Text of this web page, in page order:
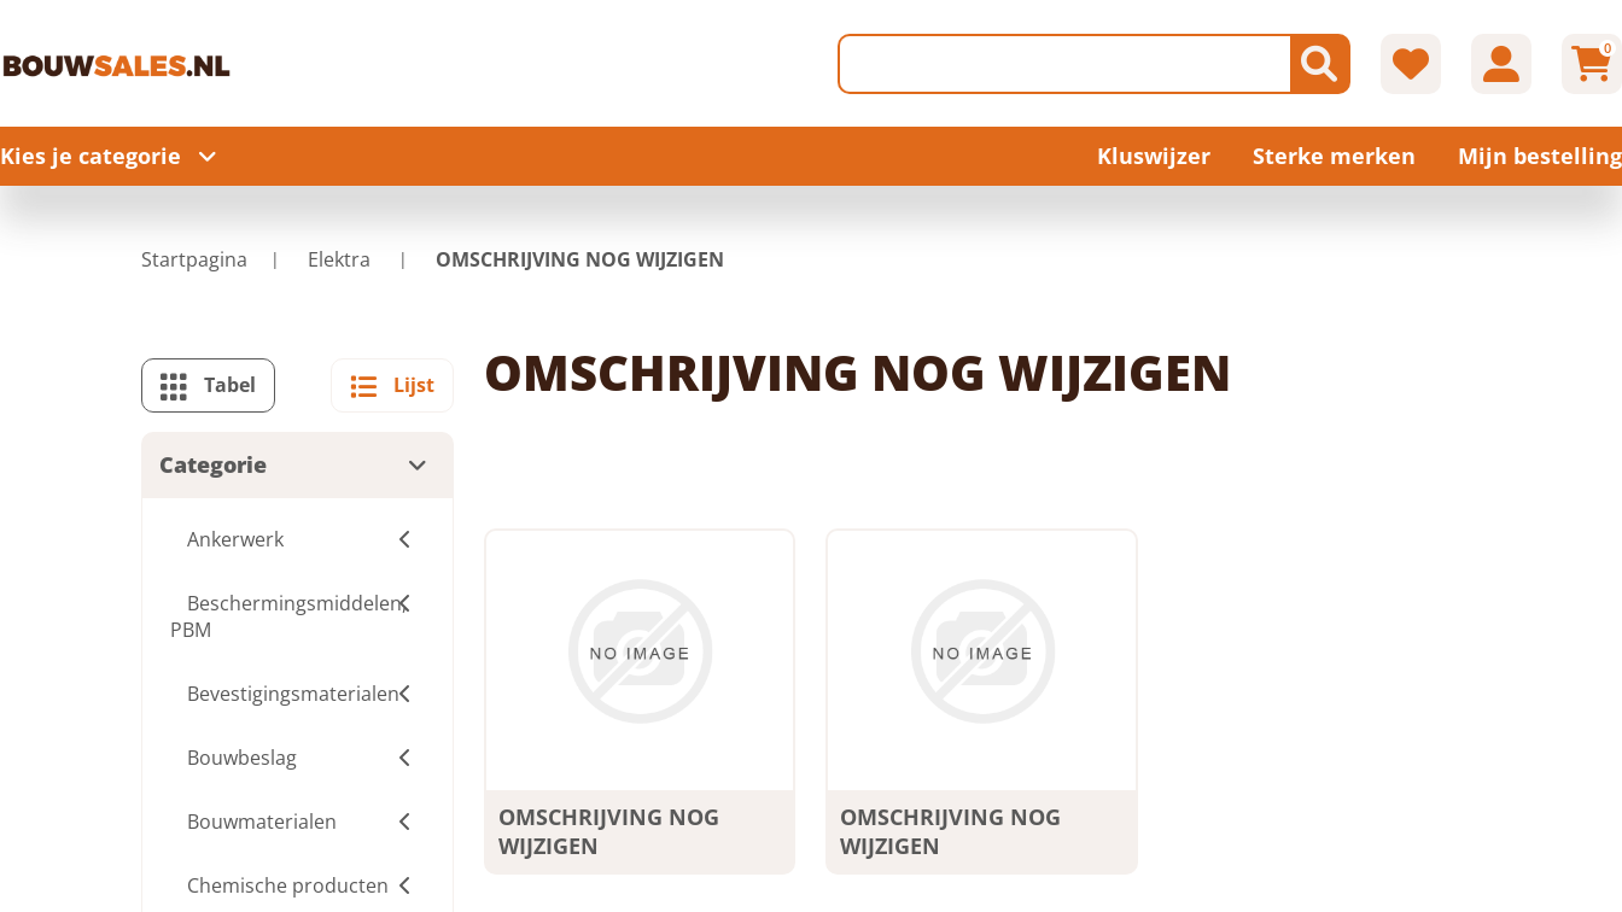
0
Kies je categorie Kluswijzer Sterke merken Mijn bestelling
Startpagina Elektra OMSCHRIJVING NOG WIJZIGEN
Tabel Lijst
Categorie
Ankerwerk
Beschermingsmiddelen,
PBM
Bevestigingsmaterialen
Bouwbeslag
Bouwmaterialen
Chemische producten
OMSCHRIJVING NOG WIJZIGEN
OMSCHRIJVING NOG
WIJZIGEN
OMSCHRIJVING NOG
WIJZIGEN